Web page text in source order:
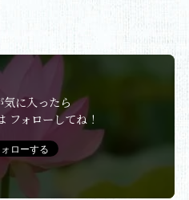
気に入ったら
フォローしてね！